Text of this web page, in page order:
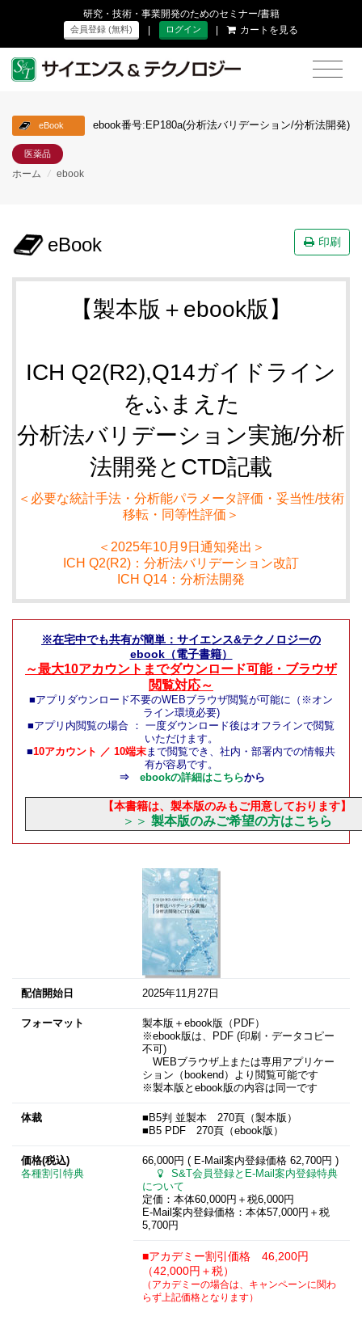
研究・技術・事業開発のためのセミナー/書籍
会員登録 (無料) | ログイン | カートを見る
eBook ebook番号:EP180a(分析法バリデーション/分析法開発)
医薬品
ホーム / ebook
eBook 印刷
【製本版＋ebook版】
ICH Q2(R2),Q14ガイドライン
をふまえた
分析法バリデーション実施/分析
法開発とCTD記載
＜必要な統計手法・分析能パラメータ評価・妥当性/技術
移転・同等性評価＞
＜2025年10月9日通知発出＞
ICH Q2(R2)：分析法バリデーション改訂
ICH Q14：分析法開発
※在宅中でも共有が簡単：サイエンス&テクノロジーの
ebook（電子書籍）
～最大10アカウントまでダウンロード可能・ブラウザ
閲覧対応～
■アプリダウンロード不要のWEBブラウザ閲覧が可能に（※オン
ライン環境必要)
■アプリ内閲覧の場合 ： 一度ダウンロード後はオフラインで閲覧
いただけます。
■10アカウント ／ 10端末 まで閲覧でき、社内・部署内での情報共
有が容易です。
⇒ ebookの詳細はこちらから
【本書籍は、製本版のみもご用意しております】
＞＞ 製本版のみご希望の方はこちら
配信開始日 2025年11月27日
フォーマット
製本版＋ebook版（PDF）
※ebook版は、PDF (印刷・データコピー
不可)
WEBブラウザ上または専用アプリケー
ション（bookend）より閲覧可能です
※製本版とebook版の内容は同一です
体裁
■B5判 並製本 270頁（製本版）
■B5 PDF 270頁（ebook版）
価格(税込)
各種割引特典
66,000円 ( E-Mail案内登録価格 62,700円 )
S&T会員登録とE-Mail案内登録特典
について
定価：本体60,000円＋税6,000円
E-Mail案内登録価格：本体57,000円＋税
5,700円
■アカデミー割引価格 46,200円
（42,000円＋税）
（アカデミーの場合は、キャンペーンに関わ
らず上記価格となります）